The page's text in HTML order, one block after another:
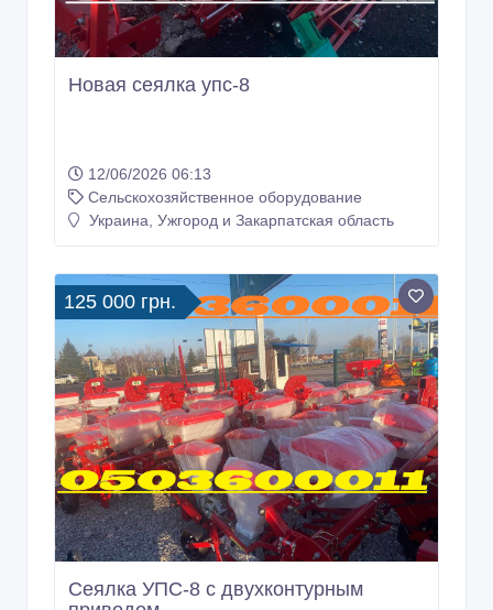
Новая сеялка упс-8
12/06/2026 06:13
Сельскохозяйственное оборудование
Украина, Ужгород и Закарпатская область
125 000 грн.
Сеялка УПС-8 с двухконтурным